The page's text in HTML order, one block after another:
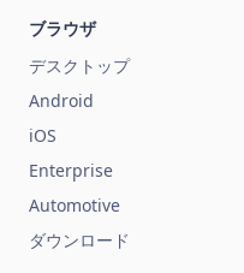
ブラウザ
デスクトップ
Android
iOS
Enterprise
Automotive
ダウンロード